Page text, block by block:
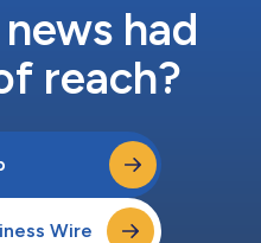
had
reach?
Wire